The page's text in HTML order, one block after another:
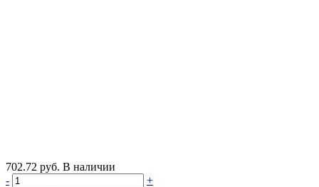
702.72 руб. В наличии
-
+